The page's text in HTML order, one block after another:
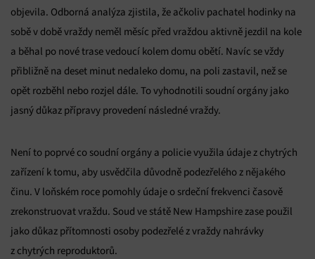
objevila. Odborná analýza zjistila, že ačkoliv pachatel hodinky na
sobě v době vraždy neměl měsíc před vraždou aktivně jezdil na kole
a běhal po nové trase vedoucí kolem domu obětí. Navíc se vždy
přibližně na deset minut nedaleko domu, na poli zastavil, než se
opět rozběhl nebo rozjel dále. To vyhodnotili soudní orgány jako
jasný důkaz přípravy provedení následné vraždy.
Není to poprvé co soudní orgány a policie využila údaje z chytrých
zařízení k tomu, aby usvědčila důvodně podezřelého z nějakého
činu. V loňském roce pomohly údaje o srdeční frekvenci časově
zrekonstruovat vraždu. Soud ve státě New Hampshire zase použil
jako důkaz přítomnosti osoby podezřelé z vraždy nahrávky
z chytrých reproduktorů.